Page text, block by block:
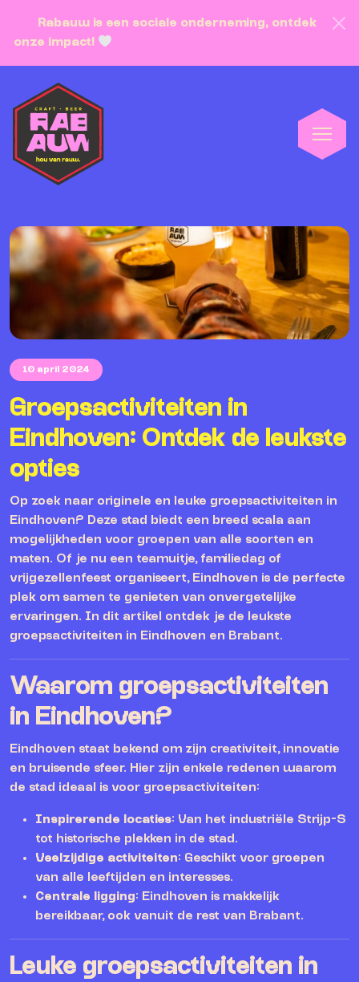
Rabauw is een sociale onderneming, ontdek
onze impact!
10 april 2024
Groepsactiviteiten in
Eindhoven: Ontdek de leukste
opties
Op zoek naar originele en leuke groepsactiviteiten in
Eindhoven? Deze stad biedt een breed scala aan
mogelijkheden voor groepen van alle soorten en
maten. Of je nu een teamuitje, familiedag of
vrijgezellenfeest organiseert, Eindhoven is de perfecte
plek om samen te genieten van onvergetelijke
ervaringen. In dit artikel ontdek je de leukste
groepsactiviteiten in Eindhoven en Brabant.
Waarom groepsactiviteiten
in Eindhoven?
Eindhoven staat bekend om zijn creativiteit, innovatie
en bruisende sfeer. Hier zijn enkele redenen waarom
de stad ideaal is voor groepsactiviteiten:
Inspirerende locaties: Van het industriële Strijp-S
tot historische plekken in de stad.
Veelzijdige activiteiten: Geschikt voor groepen
van alle leeftijden en interesses.
Centrale ligging: Eindhoven is makkelijk
bereikbaar, ook vanuit de rest van Brabant.
Leuke groepsactiviteiten in